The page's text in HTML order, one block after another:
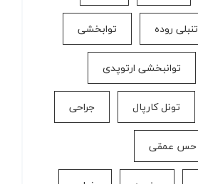
تنبلی روده توابخشی
توانبخشی ارتوپدی
تونل کارپال جراحی
حس عمقی